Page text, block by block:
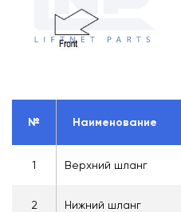
№ Наименование
1 Верхний шланг
2 Нижний шланг